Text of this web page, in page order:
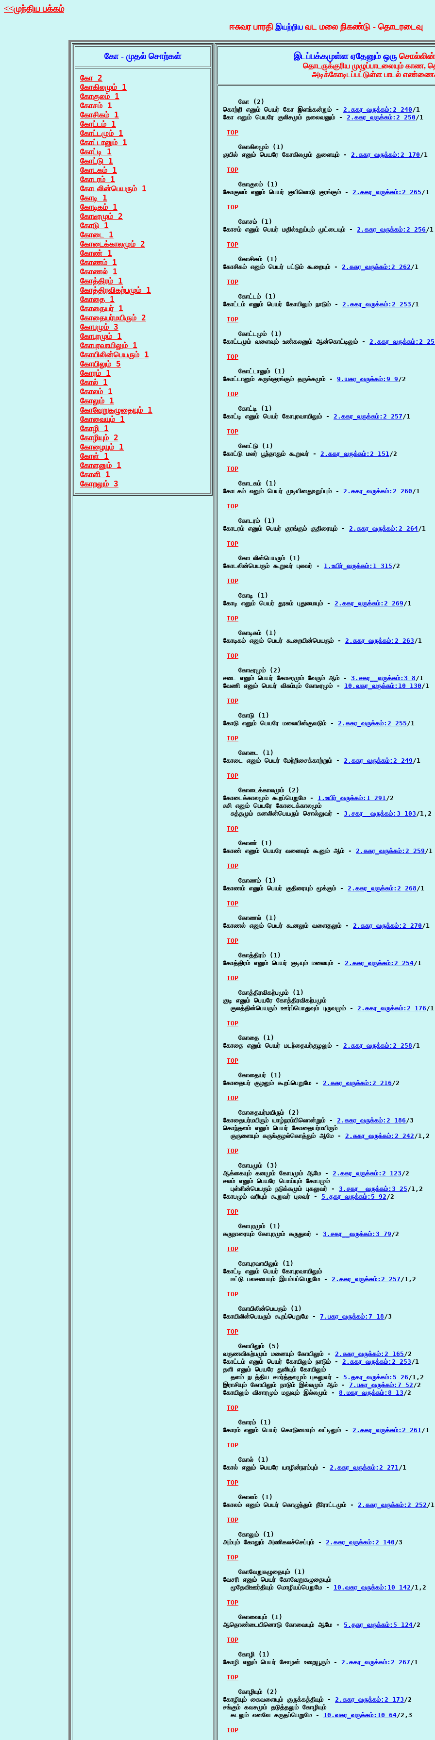
<<முந்திய பக்கம்
ஈசுவர பாரதி இயற்றிய வட மலை நிகண்டு - தொடரடைவு
கோ - முதல் சொற்கள்
கோ 2
கோகிலமும் 1
கோகுலம் 1
கோசம் 1
கோசிகம் 1
கோட்டம் 1
கோட்டமும் 1
கோட்டானும் 1
கோட்டி 1
கோட்டு 1
கோடகம் 1
கோடரம் 1
கோடலின்பெயரும் 1
கோடி 1
கோடிகம் 1
கோடீரமும் 2
கோடு 1
கோடை 1
கோடைக்காலமும் 2
கோண் 1
கோணம் 1
கோணல் 1
கோத்திரம் 1
கோத்திரவிகற்பமும் 1
கோதை 1
கோதையர் 1
கோதையர்மயிரும் 2
கோபமும் 3
கோபுரமும் 1
கோபுரவாயிலும் 1
கோயிலின்பெயரும் 1
கோயிலும் 5
கோரம் 1
கோல் 1
கோலம் 1
கோலும் 1
கோவேறுகழுதையும் 1
கோவையும் 1
கோழி 1
கோழியும் 2
கோழையும் 1
கோள் 1
கோளனும் 1
கோளி 1
கோறலும் 3
இடப்பக்கமுள்ள ஏதேனும் ஒரு
தொடருக்குரிய முழுப்பாடலையும் காண,
அடிக்கோடிடப்பட்டுள்ள பாடல்
    கோ (2)
கொற்றி எனும் பெயர் கோ இளங்கன்றும் - 2.ககர_வருக்கம்:2 240/1
கோ எனும் பெயரே குலிசமும் தலைவனும் - 2.ககர_வருக்கம்:2 250/1
TOP
    கோகிலமும் (1)
குயில் எனும் பெயரே கோகிலமும் துளையும் - 2.ககர_வருக்கம்:2 170/1
TOP
    கோகுலம் (1)
கோகுலம் எனும் பெயர் குயிலொடு குரங்கும் - 2.ககர_வருக்கம்:2 265/1
TOP
    கோசம் (1)
கோசம் எனும் பெயர் மதில்உறுப்பும் முட்டையும் - 2.ககர_வருக்கம்:2 256/1
TOP
    கோசிகம் (1)
கோசிகம் எனும் பெயர் பட்டும் கூறையும் - 2.ககர_வருக்கம்:2 262/1
TOP
    கோட்டம் (1)
கோட்டம் எனும் பெயர் கோயிலும் நாடும் - 2.ககர_வருக்கம்:2 253/1
TOP
    கோட்டமும் (1)
கோட்டமும் வளைவும் உண்கலனும் ஆன்கொட்டிலும் - 2.ககர_வருக்கம்:2
TOP
    கோட்டானும் (1)
கோட்டானும் கருங்குரங்கும் தருக்கமும் - 9.யகர_வருக்கம்:9 9/2
TOP
    கோட்டி (1)
கோட்டி எனும் பெயர் கோபுரவாயிலும் - 2.ககர_வருக்கம்:2 257/1
TOP
    கோட்டு (1)
கோட்டு மலர் பூந்தாதும் கூறுவர் - 2.ககர_வருக்கம்:2 151/2
TOP
    கோடகம் (1)
கோடகம் எனும் பெயர் முடியினதுஉறுப்பும் - 2.ககர_வருக்கம்:2 260/1
TOP
    கோடரம் (1)
கோடரம் எனும் பெயர் குரங்கும் குதிரையும் - 2.ககர_வருக்கம்:2 264/1
TOP
    கோடலின்பெயரும் (1)
கோடலின்பெயரும் கூறுவர் புலவர் - 1.உயிர்_வருக்கம்:1 315/2
TOP
    கோடி (1)
கோடி எனும் பெயர் தூசும் புதுமையும் - 2.ககர_வருக்கம்:2 269/1
TOP
    கோடிகம் (1)
கோடிகம் எனும் பெயர் கூறையின்பெயரும் - 2.ககர_வருக்கம்:2 263/1
TOP
    கோடீரமும் (2)
சடை எனும் பெயர் கோடீரமும் வேரும் ஆம் - 3.சகர__வருக்கம்:3 8/1
வேணி எனும் பெயர் விசும்பும் கோடீரமும் - 10.வகர_வருக்கம்:10 130/1
TOP
    கோடு (1)
கோடு எனும் பெயரே மலையின்குவடும் - 2.ககர_வருக்கம்:2 255/1
TOP
    கோடை (1)
கோடை எனும் பெயர் மேற்றிசைக்காற்றும் - 2.ககர_வருக்கம்:2 249/1
TOP
    கோடைக்காலமும் (2)
கோடைக்காலமும் கூறப்பெறுமே - 1.உயிர்_வருக்கம்:1 291/2
சுசி எனும் பெயரே கோடைக்காலமும்
  சுத்தமும் கனலின்பெயரும் சொல்லுவர் -
3.சகர__வருக்கம்:3 103/1,2
TOP
    கோண் (1)
கோண் எனும் பெயரே வளைவும் கூனும் ஆம் - 2.ககர_வருக்கம்:2 259/1
TOP
    கோணம் (1)
கோணம் எனும் பெயர் குதிரையும் மூக்கும் - 2.ககர_வருக்கம்:2 268/1
TOP
    கோணல் (1)
கோணல் எனும் பெயர் கூனலும் வளைதலும் - 2.ககர_வருக்கம்:2 270/1
TOP
    கோத்திரம் (1)
கோத்திரம் எனும் பெயர் குடியும் மலையும் - 2.ககர_வருக்கம்:2 254/1
TOP
    கோத்திரவிகற்பமும் (1)
குடி எனும் பெயரே கோத்திரவிகற்பமும்
  குலத்தின்பெயரும் ஊர்ப்பொதுவும் புருவமும் -
2.ககர_வருக்கம்:2 176/
TOP
    கோதை (1)
கோதை எனும் பெயர் மடந்தையர்குழலும் - 2.ககர_வருக்கம்:2 258/1
TOP
    கோதையர் (1)
கோதையர் குழலும் கூறப்பெறுமே - 2.ககர_வருக்கம்:2 216/2
TOP
    கோதையர்மயிரும் (2)
கோதையர்மயிரும் யாழ்நரம்பிலொன்றும் - 2.ககர_வருக்கம்:2 186/3
கொந்தளம் எனும் பெயர் கோதையர்மயிரும்
  குருளையும் கருங்குழல்கொத்தும் ஆமே -
2.ககர_வருக்கம்:2 242/1,2
TOP
    கோபமும் (3)
ஆக்கையும் கனமும் கோபமும் ஆமே - 2.ககர_வருக்கம்:2 123/2
சலம் எனும் பெயரே பொய்யும் கோபமும்
  புள்ளின்பெயரும் நடுக்கமும் புகலுவர் -
3.சகர__வருக்கம்:3 25/1,2
கோபமும் வரியும் கூறுவர் புலவர் - 5.தகர_வருக்கம்:5 92/2
TOP
    கோபுரமும் (1)
கருநாரையும் கோபுரமும் கருதுவர் - 3.சகர__வருக்கம்:3 79/2
TOP
    கோபுரவாயிலும் (1)
கோட்டி எனும் பெயர் கோபுரவாயிலும்
  ஈட்டு பலசபையும் இயம்பப்பெறுமே -
2.ககர_வருக்கம்:2 257/1,2
TOP
    கோயிலின்பெயரும் (1)
கோயிலின்பெயரும் கூறப்பெறுமே - 7.பகர_வருக்கம்:7 18/3
TOP
    கோயிலும் (5)
வருணவிகற்பமும் மனையும் கோயிலும் - 2.ககர_வருக்கம்:2 165/2
கோட்டம் எனும் பெயர் கோயிலும் நாடும் - 2.ககர_வருக்கம்:2 253/1
தளி எனும் பெயரே துளியும் கோயிலும்
  தளம் நடத்திய சமர்த்தலமும் புகலுவர் -
5.தகர_வருக்கம்:5 26/1,2
இராசியும் கோயிலும் நாடும் இல்லமும் ஆம் - 7.பகர_வருக்கம்:7 52/2
கோயிலும் விசாரமும் மதுவும் இல்லமும் - 8.மகர_வருக்கம்:8 13/2
TOP
    கோரம் (1)
கோரம் எனும் பெயர் கொடுமையும் வட்டிலும் - 2.ககர_வருக்கம்:2 261/1
TOP
    கோல் (1)
கோல் எனும் பெயரே யாழின்நரம்பும் - 2.ககர_வருக்கம்:2 271/1
TOP
    கோலம் (1)
கோலம் எனும் பெயர் கொழுந்தும் நீரோட்டமும் - 2.ககர_வருக்கம்:2 252/1
TOP
    கோலும் (1)
அம்பும் கோலும் அணிகலச்செப்பும் - 2.ககர_வருக்கம்:2 140/3
TOP
    கோவேறுகழுதையும் (1)
வேசரி எனும் பெயர் கோவேறுகழுதையும்
  மூதேவிஊர்தியும் மொழியப்பெறுமே -
10.வகர_வருக்கம்:10 142/1,2
TOP
    கோவையும் (1)
ஆதொண்டையினொடு கோவையும் ஆமே - 5.தகர_வருக்கம்:5 124/2
TOP
    கோழி (1)
கோழி எனும் பெயர் சோழன் உறையூரும் - 2.ககர_வருக்கம்:2 267/1
TOP
    கோழியும் (2)
கோழியும் கைவளையும் குருக்கத்தியும் - 2.ககர_வருக்கம்:2 173/2
சங்கும் கவசமும் தடுத்தலும் கோழியும்
  கடலும் எனவே கருதப்பெறுமே -
10.வகர_வருக்கம்:10 64/2,3
TOP